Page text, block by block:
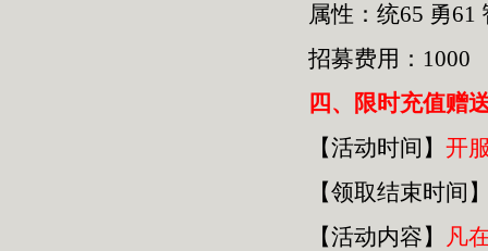
属性：统65 勇61
招募费用：1000
四 、限时充值赠
【活动时间】 开
【领取结束时间
【活动内容】
凡